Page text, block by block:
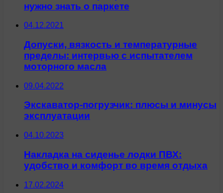
нужно знать о паркете
04.12.2021
Допуски, вязкость и температурные
пределы: интервью с испытателем
моторного масла
09.04.2022
Экскаватор-погрузчик: плюсы и минусы
эксплуатации
04.10.2023
Накладка на сиденье лодки ПВХ:
удобство и комфорт во время отдыха
17.02.2024